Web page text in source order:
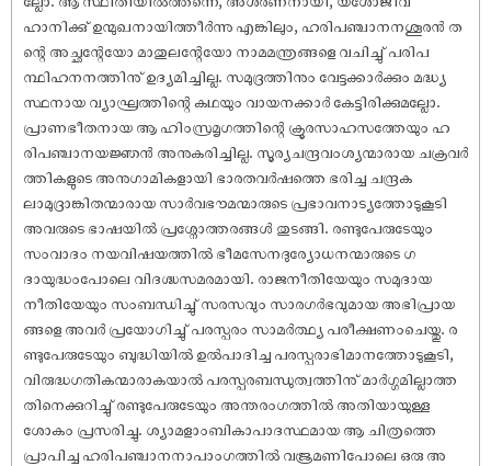
ഹാനിക്കു് ഉന്മുഖനായിത്തീർന്നു എങ്കിലും, ഹരിപഞ്ചാനനശൂരൻ ത
ന്റെ അച്ഛന്റേയോ മാതുലന്റേയോ നാമമന്ത്രങ്ങളെ വചിച്ചു് പരിപ
ന്ഥിഹനനത്തിനു് ഉദ്യമിച്ചില്ല. സമുദ്രത്തിനും വേട്ടക്കാർക്കും മദ്ധ്യ
സ്ഥനായ വ്യാഘ്രത്തിന്റെ കഥയും വായനക്കാർ കേട്ടിരിക്കുമല്ലോ.
പ്രാണഭീതനായ ആ ഹിംസ്രമൃഗത്തിന്റെ ക്രൂരസാഹസത്തേയും ഹ
രിപഞ്ചാനയജ്ഞൻ അനുകരിച്ചില്ല. സൂര്യചന്ദ്രവംശ്യന്മാരായ ചക്രവർ
ത്തികളുടെ അനുഗാമികളായി ഭാരതവർഷത്തെ ഭരിച്ച ചന്ദ്രക
ലാമുദ്രാങ്കിതന്മാരായ സാർവഭൗമന്മാരുടെ പ്രഭാവനാട്യത്തോടുകൂടി
അവരുടെ ഭാഷയിൽ പ്രശ്നോത്തരങ്ങൾ തുടങ്ങി. രണ്ടുപേരുടേയും
സംവാദം നയവിഷയത്തിൽ ഭീമസേനദുര്യോധനന്മാരുടെ ഗ
ദായുദ്ധംപോലെ വിദഗ്ദ്ധസമരമായി. രാജനീതിയേയും സമുദായ
നീതിയേയും സംബന്ധിച്ചു് സരസവും സാരഗർഭവുമായ അഭിപ്രായ
ങ്ങളെ അവർ പ്രയോഗിച്ചു് പരസ്പരം സാമർത്ഥ്യ പരീക്ഷണംചെയ്തു. ര
ണ്ടുപേരുടേയും ബുദ്ധിയിൽ ഉൽപാദിച്ച പരസ്പരാഭിമാനത്തോടുകൂടി,
വിരുദ്ധഗതികന്മാരാകയാൽ പരസ്പരബന്ധുത്വത്തിനു് മാർഗ്ഗമില്ലാത്ത
തിനെക്കുറിച്ചു് രണ്ടുപേരുടേയും അന്തരംഗത്തിൽ അതിയായുള്ള
ശോകം പ്രസരിച്ചു. ശ്യാമളാംബികാപാദസ്ഥമായ ആ ചിത്രത്തെ
പ്രാപിച്ച ഹരിപഞ്ചാനനാപാംഗത്തിൽ വജ്രമണിപോലെ ഒരു അ